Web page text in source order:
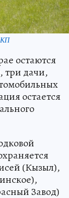
КП
остаются
три дачи,
остается
(Кызыл),
Завод)